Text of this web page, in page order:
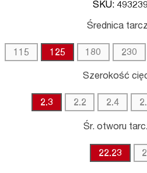
SKU:
Średnica
115 125 180 230
Szerokość
2.3 2.2 2.4
Śr. otworu
22.23